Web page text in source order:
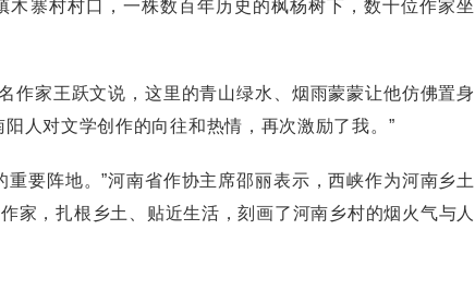
寨村村口，一株数百年历史的枫杨树下，数十位作家坐
家王跃文说，这里的青山绿水、烟雨蒙蒙让他仿佛置身
人对文学创作的向往和热情，再次激励了我。”
阵地。”河南省作协主席邵丽表示，西峡作为河南乡土
家，扎根乡土、贴近生活，刻画了河南乡村的烟火气与人